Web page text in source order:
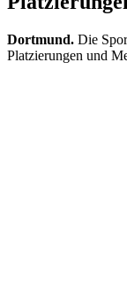
Dortmund. Die
Platzierungen und